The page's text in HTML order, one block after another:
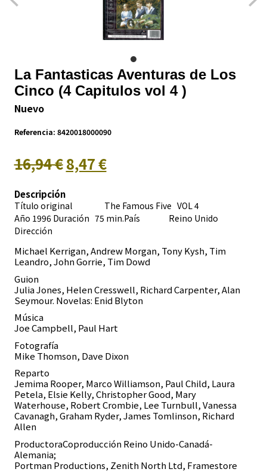
La Fantasticas Aventuras de Los
Cinco (4 Capitulos vol 4 )
Nuevo
Referencia: 8420018000090
16,94 €8,47 €
Descripción
Título original The Famous Five VOL 4
Año 1996 Duración 75 min.País
Reino Unido
Dirección
Michael Kerrigan, Andrew Morgan, Tony Kysh, Tim
Leandro, John Gorrie, Tim Dowd
Guion
Julia Jones, Helen Cresswell, Richard Carpenter, Alan
Seymour. Novelas: Enid Blyton
Música
Joe Campbell, Paul Hart
Fotografía
Mike Thomson, Dave Dixon
Reparto
Jemima Rooper, Marco Williamson, Paul Child, Laura
Petela, Elsie Kelly, Christopher Good, Mary
Waterhouse, Robert Crombie, Lee Turnbull, Vanessa
Cavanagh, Graham Ryder, James Tomlinson, Richard
Allen
ProductoraCoproducción Reino Unido-Canadá-
Alemania;
Portman Productions, Zenith North Ltd, Framestore